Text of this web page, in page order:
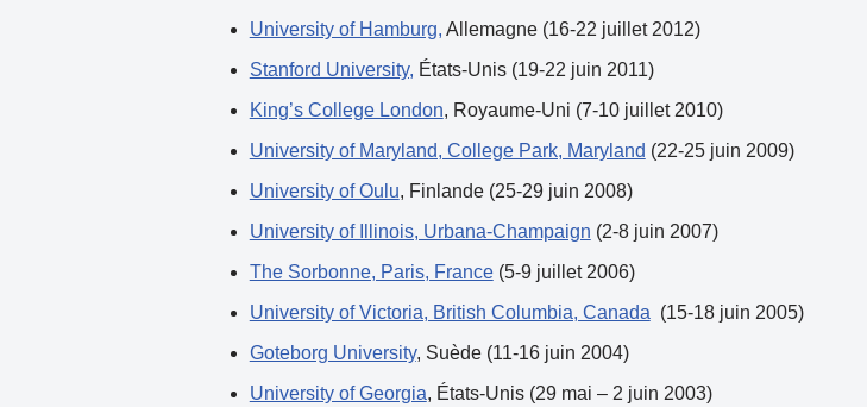
University of Hamburg, Allemagne (16-22 juillet 2012)
Stanford University, États-Unis (19-22 juin 2011)
King’s College London, Royaume-Uni (7-10 juillet 2010)
University of Maryland, College Park, Maryland (22-25 juin 2009)
University of Oulu, Finlande (25-29 juin 2008)
University of Illinois, Urbana-Champaign (2-8 juin 2007)
The Sorbonne, Paris, France(5-9 juillet 2006)
University of Victoria, British Columbia, Canada (15-18 juin 2005)
Goteborg University, Suède (11-16 juin 2004)
University of Georgia, États-Unis (29 mai – 2 juin 2003)